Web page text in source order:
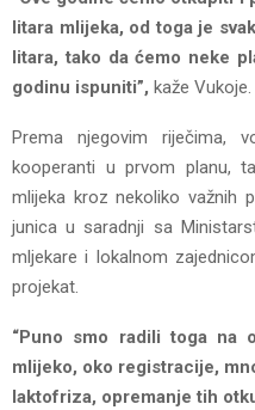
litara mlijeka, od toga je
litara, tako da ćemo neke
godinu ispuniti”, kaže Vukoje.
Prema njegovim
kooperanti u prvom planu,
mlijeka kroz nekoliko važnih
junica u saradnji sa
mljekare i lokalnom
projekat.
“Puno smo radili toga na
mlijeko, oko registracije,
laktofriza, opremanje tih